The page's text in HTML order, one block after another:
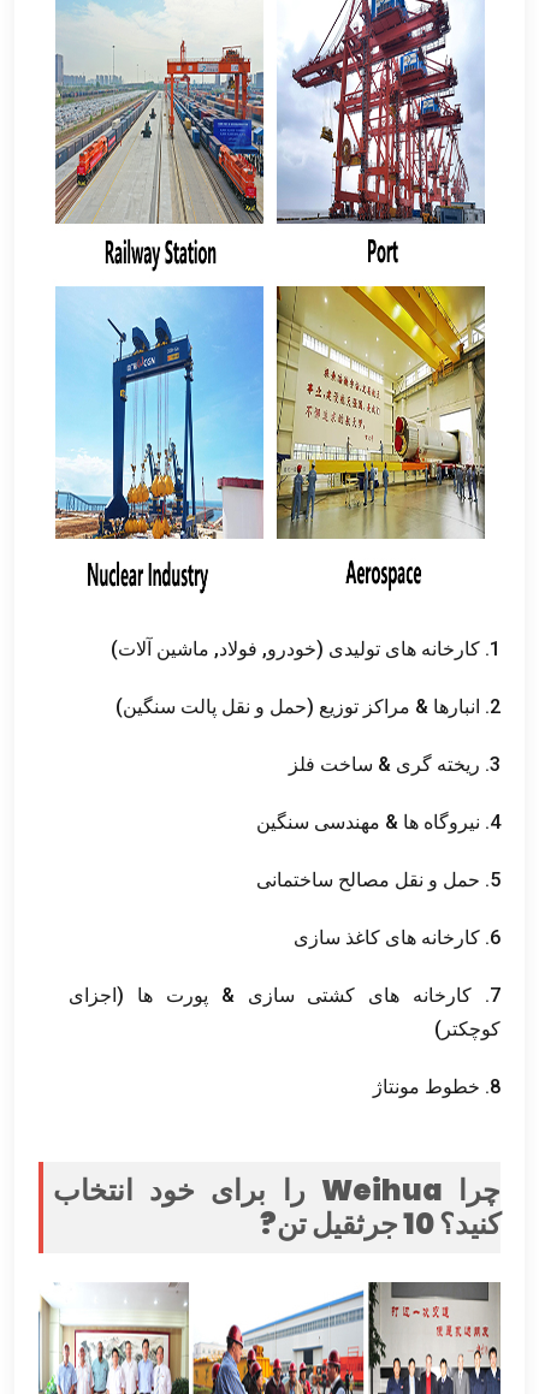
1. کارخانه های تولیدی (خودرو, فولاد, ماشین آلات)
2. انبارها & مراکز توزیع (حمل و نقل پالت سنگین)
3. ریخته گری & ساخت فلز
4. نیروگاه ها & مهندسی سنگین
5. حمل و نقل مصالح ساختمانی
6. کارخانه های کاغذ سازی
7. کارخانه های کشتی سازی & پورت ها (اجزای
کوچکتر)
8. خطوط مونتاژ
چرا Weihua را برای خود انتخاب
کنید؟ 10 جرثقیل تن?